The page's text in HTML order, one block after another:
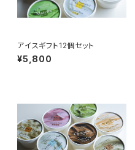
アイスギフト12個セット
¥5,800